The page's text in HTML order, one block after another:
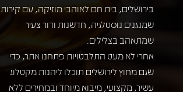
בירושלים, בית חם לאוהבי מוזיקה, עם קירות
שמנגנים נוסטלגיה, חדשנות ודור צעיר
שמתאהב בצלילים.
אחרי לא מעט התלבטויות פתחנו אתר, כדי
שגם מחוץ לירושלים תוכלו ליהנות מקטלוג
עשיר, מקצועי, מיבוא מיוחד ובמחירים ללא